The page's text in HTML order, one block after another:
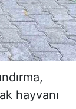
hayvanı